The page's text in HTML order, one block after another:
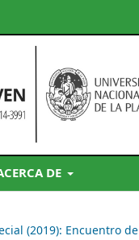
DE
(2019): Encuentro